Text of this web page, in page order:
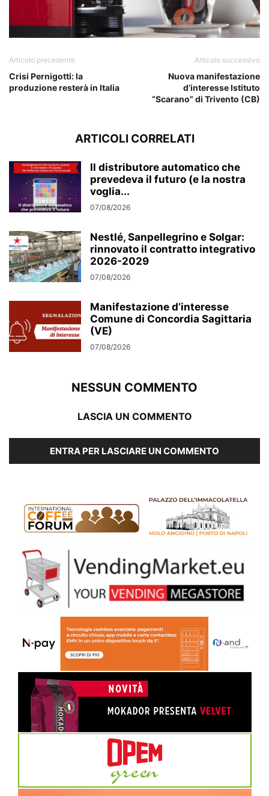
Articolo precedente
Crisi Pernigotti: la
produzione resterà in Italia
Articolo successivo
Nuova manifestazione
d’interesse Istituto
“Scarano” di Trivento (CB)
ARTICOLI CORRELATI
Il distributore automatico che
prevedeva il futuro (e la nostra
voglia...
07/08/2026
Nestlé, Sanpellegrino e Solgar:
rinnovato il contratto integrativo
2026-2029
07/08/2026
Manifestazione d’interesse
Comune di Concordia Sagittaria
(VE)
07/08/2026
NESSUN COMMENTO
LASCIA UN COMMENTO
ENTRA PER LASCIARE UN COMMENTO